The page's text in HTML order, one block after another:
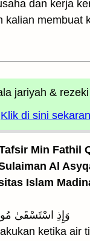
dan kerja
kalian membuat
jariyah &
Klik di sini
Min Fathil
Al
Islam
60. وَإِذِ اسْتَسْقَىٰ